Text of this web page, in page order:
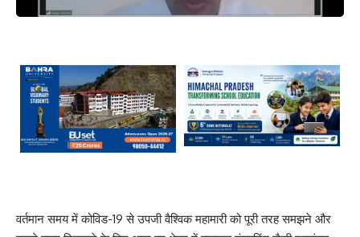
वर्तमान समय में कोविड-19 से उपजी वैश्विक महामारी को पूरी तरह समझने और